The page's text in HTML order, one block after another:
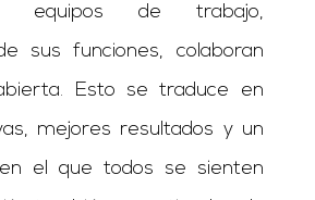
equipos de trabajo,
sus funciones, colaboran
Esto se traduce en
mejores resultados y un
el que todos se sienten